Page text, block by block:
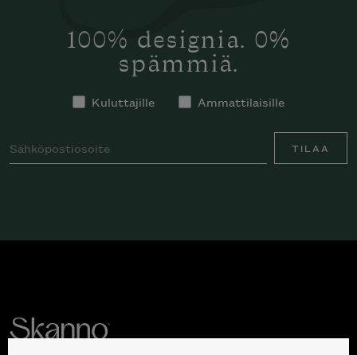
100% designia. 0%
spämmiä.
Kuluttajille Ammattilaisille
TILAA